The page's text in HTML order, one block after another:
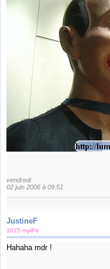
vendredi
02 juin 2006 à 09:51
JustineF
3615 myliFe
Hahaha mdr !